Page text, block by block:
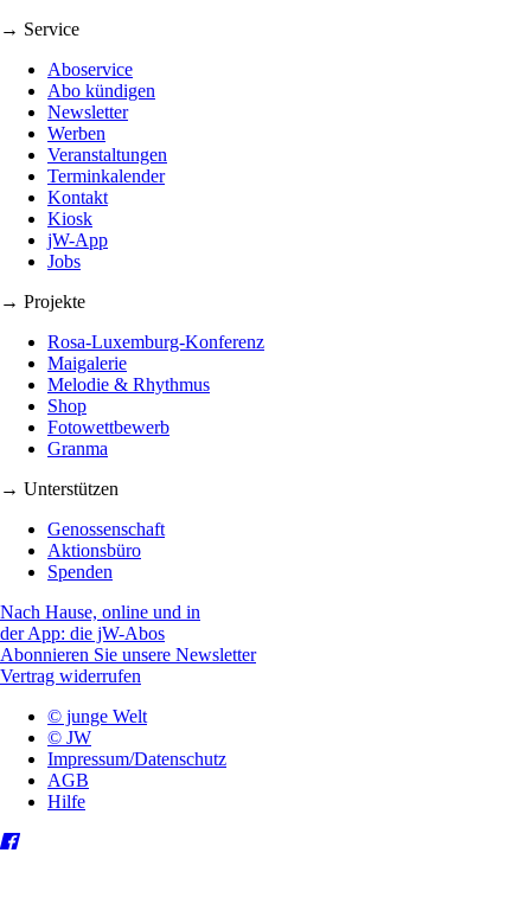
→ Service
Aboservice
Abo kündigen
Newsletter
Werben
Veranstaltungen
Terminkalender
Kontakt
Kiosk
jW-App
Jobs
→ Projekte
Rosa-Luxemburg-Konferenz
Maigalerie
Melodie & Rhythmus
Shop
Fotowettbewerb
Granma
→ Unterstützen
Genossenschaft
Aktionsbüro
Spenden
Nach Hause, online und in
der App: die jW-Abos
Abonnieren Sie unsere Newsletter
Vertrag widerrufen
© junge Welt
© JW
Impressum/Datenschutz
AGB
Hilfe